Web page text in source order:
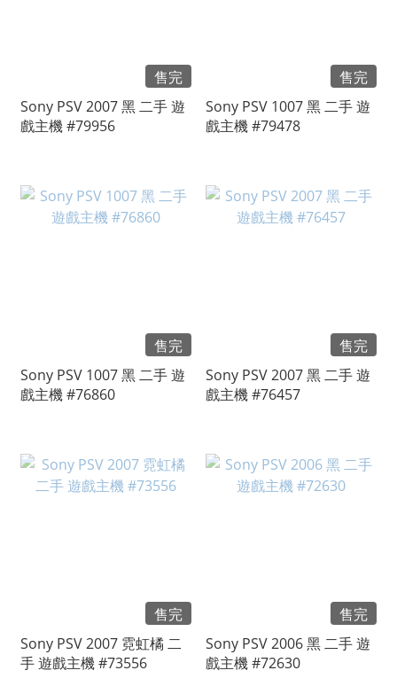
售完
Sony PSV 2007 黑 二手 遊
戲主機 #79956
售完
Sony PSV 1007 黑 二手 遊
戲主機 #79478
售完
Sony PSV 1007 黑 二手 遊
戲主機 #76860
售完
Sony PSV 2007 黑 二手 遊
戲主機 #76457
售完
Sony PSV 2007 霓虹橘 二
手 遊戲主機 #73556
售完
Sony PSV 2006 黑 二手 遊
戲主機 #72630